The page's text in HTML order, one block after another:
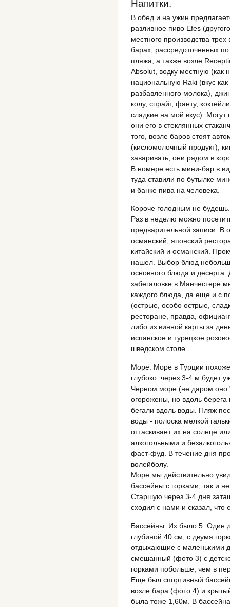
Напитки.
В обед и на ужин
разливное пиво Efes
местного производства
барах, рассредоточенных
пляжа, а также возле
Absolut, водку местную (как
национальную Raki (вкус
разбавленного молока),
колу, спрайт, фанту,
сладкие на мой вкус). Могут
они его в стеклянных
того, возле баров стоят
(кисломолочный продукт),
заваривать, они рядом в
В номере есть мини-бар в
туда ставили по бутылке
и банке пива на человека.
Короче голодным не
Раз в неделю можно
предварительной записи. В
османский, японский
китайский и османский.
нашел. Выбор блюд
основного блюда и
забегаловке в Манчестере
каждого блюда, да еще и с
(острые, особо острые,
ресторане, правда,
либо из винной карты за
испанское и турецкое
шведском столе.
Море. Море в Турции
глубоко: через 3-4 м будет
Черном море (не даром оно
огорожены, но вдоль
бегали вдоль воды. Пляж
воды - полоска мелкой
оттаскивает их на солнце
алкогольными и
фаст-фуд. В течение дня
волейболу.
Море мы действительно
бассейны с горками, так и
Старшую через 3-4 дня
сходил с нами и сказал, что
Бассейны. Их было 5. Один
глубиной 40 см, с двумя
отдыхающие с маленькими
смешанный (фото 3) с
горками побольше, чем в
Еще был спортивный
возле бара (фото 4) и
была тоже 1,60м. В